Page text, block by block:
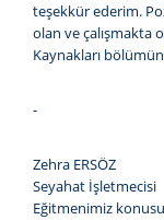
teşekkür ederim.
olan ve çalışmakta
Kaynakları
-
Zehra ERSÖZ
Seyahat İşletmecisi
Eğitmenimiz